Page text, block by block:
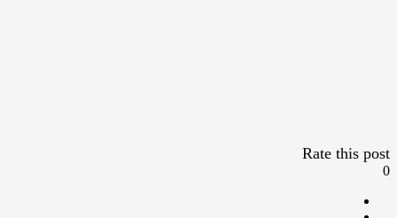
Rate this post
0